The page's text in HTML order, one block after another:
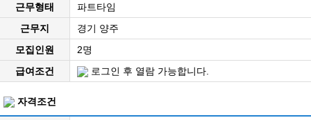
근무형태
파트타임
근무지
경기 양주
모집인원
2명
급여조건
로그인 후 열람 가능합니다.
자격조건